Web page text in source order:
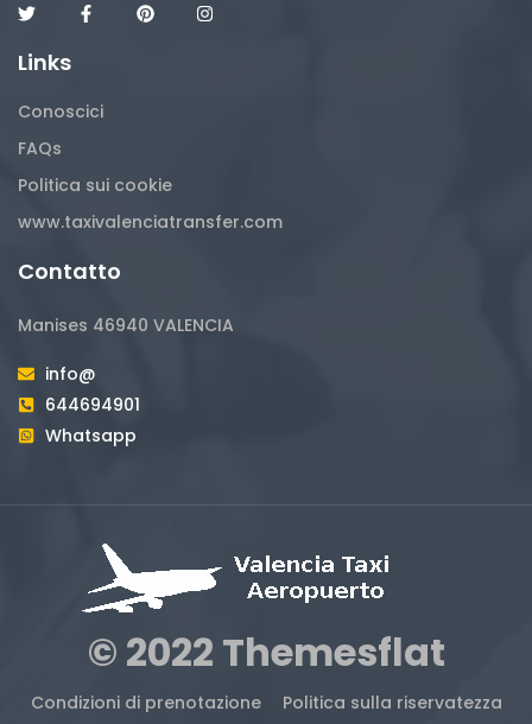
Links
Conoscici
FAQs
Politica sui cookie
www.taxivalenciatransfer.com
Contatto
Manises 46940 VALENCIA
info@
644694901
Whatsapp
© 2022 Themesflat
Condizioni di prenotazione Politica sulla riservatezza